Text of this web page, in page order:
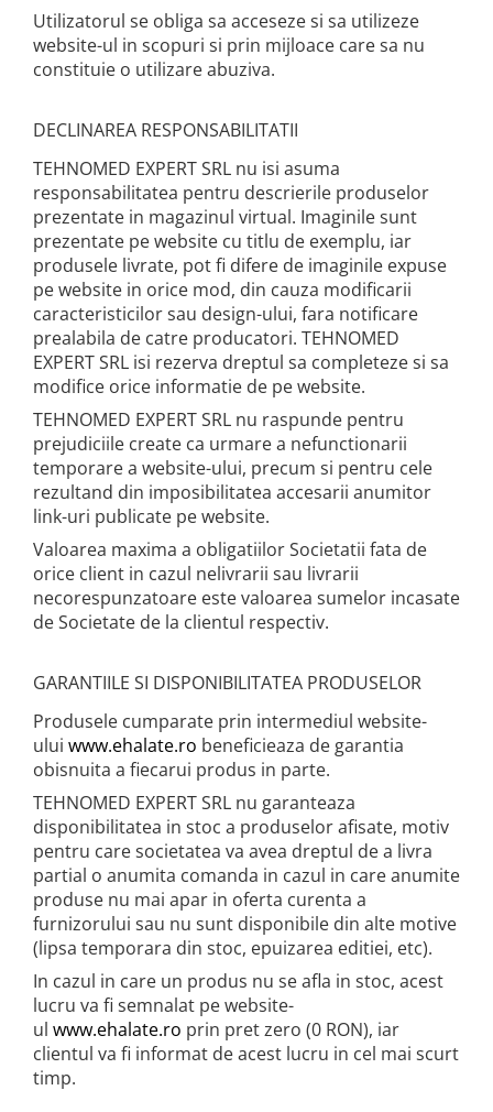
Utilizatorul se obliga sa acceseze si sa utilizeze
website-ul in scopuri si prin mijloace care sa nu
constituie o utilizare abuziva.
DECLINAREA RESPONSABILITATII
TEHNOMED EXPERT SRL nu isi asuma
responsabilitatea pentru descrierile produselor
prezentate in magazinul virtual. Imaginile sunt
prezentate pe website cu titlu de exemplu, iar
produsele livrate, pot fi difere de imaginile expuse
pe website in orice mod, din cauza modificarii
caracteristicilor sau design-ului, fara notificare
prealabila de catre producatori. TEHNOMED
EXPERT SRL isi rezerva dreptul sa completeze si sa
modifice orice informatie de pe website.
TEHNOMED EXPERT SRL nu raspunde pentru
prejudiciile create ca urmare a nefunctionarii
temporare a website-ului, precum si pentru cele
rezultand din imposibilitatea accesarii anumitor
link-uri publicate pe website.
Valoarea maxima a obligatiilor Societatii fata de
orice client in cazul nelivrarii sau livrarii
necorespunzatoare este valoarea sumelor incasate
de Societate de la clientul respectiv.
GARANTIILE SI DISPONIBILITATEA PRODUSELOR
Produsele cumparate prin intermediul website-
ului www.ehalate.ro beneficieaza de garantia
obisnuita a fiecarui produs in parte.
TEHNOMED EXPERT SRL nu garanteaza
disponibilitatea in stoc a produselor afisate, motiv
pentru care societatea va avea dreptul de a livra
partial o anumita comanda in cazul in care anumite
produse nu mai apar in oferta curenta a
furnizorului sau nu sunt disponibile din alte motive
(lipsa temporara din stoc, epuizarea editiei, etc).
In cazul in care un produs nu se afla in stoc, acest
lucru va fi semnalat pe website-
ul www.ehalate.ro prin pret zero (0 RON), iar
clientul va fi informat de acest lucru in cel mai scurt
timp.